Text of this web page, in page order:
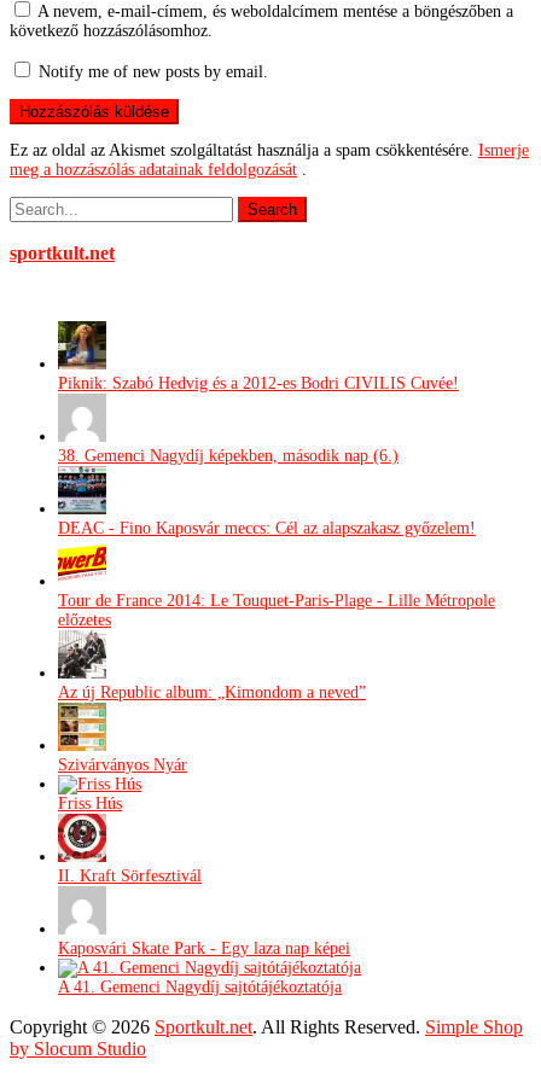
A nevem, e-mail-címem, és weboldalcímem mentése a böngészőben a
következő hozzászólásomhoz.
Notify me of new posts by email.
Ez az oldal az Akismet szolgáltatást használja a spam csökkentésére. Ismerje
meg a hozzászólás adatainak feldolgozását
sportkult.net
Piknik: Szabó Hedvig és a 2012-es Bodri CIVILIS Cuvée!
38. Gemenci Nagydíj képekben, második nap (6.)
DEAC - Fino Kaposvár meccs: Cél az alapszakasz győzelem!
Tour de France 2014: Le Touquet-Paris-Plage - Lille Métropole
előzetes
Az új Republic album: „Kimondom a neved”
Szivárványos Nyár
Friss Hús
II. Kraft Sörfesztivál
Kaposvári Skate Park - Egy laza nap képei
A 41. Gemenci Nagydíj sajtótájékoztatója
Copyright © 2026 Sportkult.net. All Rights Reserved. Simple Shop
by Slocum Studio